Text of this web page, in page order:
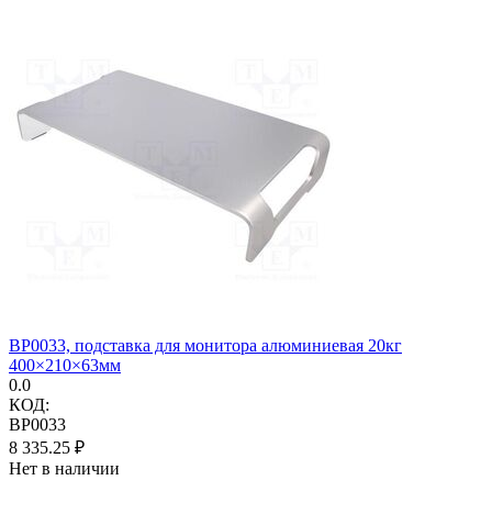
BP0033, подставка для монитора алюминиевая 20кг
400×210×63мм
0.0
КОД:
BP0033
8 335.25 ₽
Нет в наличии